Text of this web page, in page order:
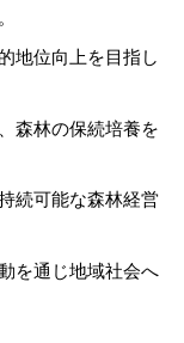
地位向上を目指し
森林の保続培養を
続可能な森林経営
を通じ地域社会へ